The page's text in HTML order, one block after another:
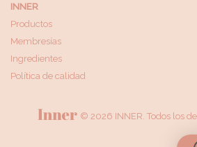
INNER
Productos
Membresías
Ingredientes
Política de calidad
© 2026 INNER. Todos los